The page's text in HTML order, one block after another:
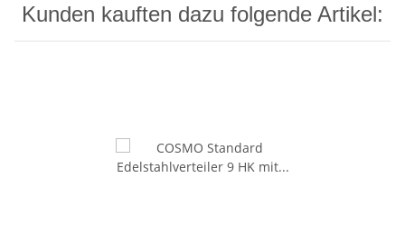
Kunden kauften dazu folgende Artikel: